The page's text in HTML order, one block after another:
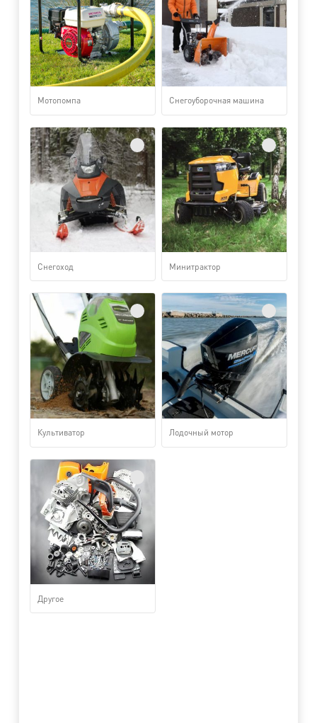
Мотопомпа Снегоуборочная машина
Снегоход Минитрактор
Культиватор Лодочный мотор
Другое